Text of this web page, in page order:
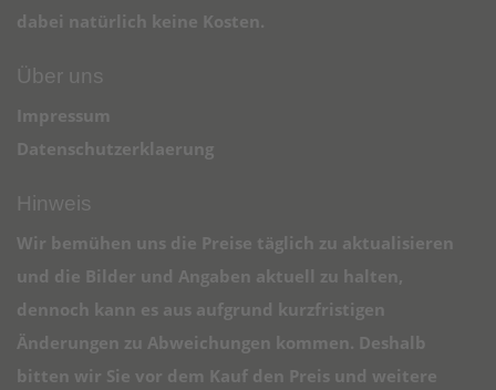
dabei natürlich keine Kosten.
Über uns
Impressum
Datenschutzerklaerung
Hinweis
Wir bemühen uns die Preise täglich zu aktualisieren
und die Bilder und Angaben aktuell zu halten,
dennoch kann es aus aufgrund kurzfristigen
Änderungen zu Abweichungen kommen. Deshalb
bitten wir Sie vor dem Kauf den Preis und weitere